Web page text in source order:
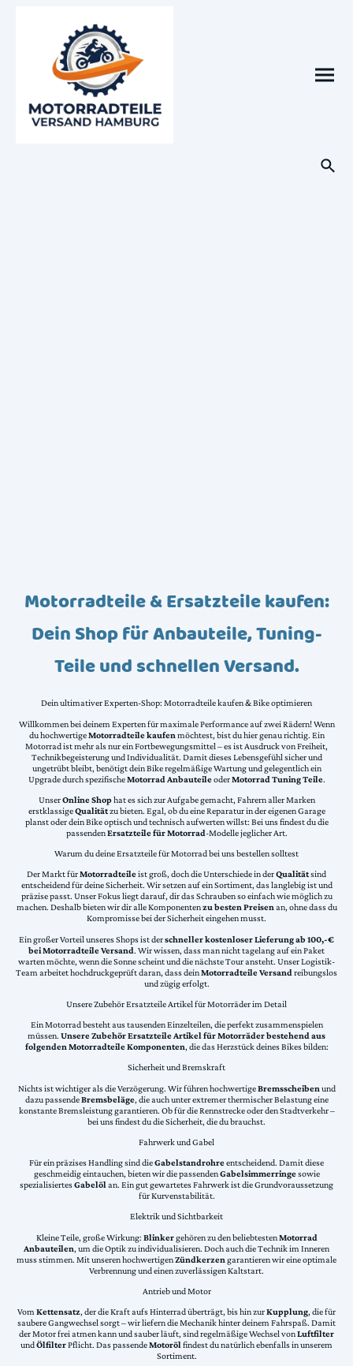
Motorradteile & Ersatzteile kaufen:
Dein Shop für Anbauteile, Tuning-
Teile und schnellen Versand.
Dein ultimativer Experten-Shop: Motorradteile kaufen & Bike optimieren
Willkommen bei deinem Experten für maximale Performance auf zwei Rädern! Wenn
du hochwertigeMotorradteile kaufen möchtest, bist du hier genau richtig. Ein
Motorrad ist mehr als nur ein Fortbewegungsmittel – es ist Ausdruck von Freiheit,
Technikbegeisterung und Individualität. Damit dieses Lebensgefühl sicher und
ungetrübt bleibt, benötigt dein Bike regelmäßige Wartung und gelegentlich ein
Upgrade durch spezifischeMotorrad AnbauteileoderMotorrad Tuning Teile.
UnserOnline Shophat es sich zur Aufgabe gemacht, Fahrern aller Marken
erstklassigeQualitätzu bieten. Egal, ob du eine Reparatur in der eigenen Garage
planst oder dein Bike optisch und technisch aufwerten willst: Bei uns findest du die
passendenErsatzteile für Motorrad-Modelle jeglicher Art.
Warum du deine Ersatzteile für Motorrad bei uns bestellen solltest
Der Markt fürMotorradteileist groß, doch die Unterschiede in derQualitätsind
entscheidend für deine Sicherheit. Wir setzen auf ein Sortiment, das langlebig ist und
präzise passt. Unser Fokus liegt darauf, dir das Schrauben so einfach wie möglich zu
machen. Deshalb bieten wir dir alle Komponentenzu besten Preisenan, ohne dass du
Kompromisse bei der Sicherheit eingehen musst.
Ein großer Vorteil unseres Shops ist derschneller kostenloser Lieferung ab 100,-€
bei Motorradteile Versand. Wir wissen, dass man nicht tagelang auf ein Paket
warten möchte, wenn die Sonne scheint und die nächste Tour ansteht. Unser Logistik-
Team arbeitet hochdruckgeprüft daran, dass deinMotorradteile Versand reibungslos
und zügig erfolgt.
Unsere Zubehör Ersatzteile Artikel für Motorräder im Detail
Ein Motorrad besteht aus tausenden Einzelteilen, die perfekt zusammenspielen
müssen. Unsere Zubehör Ersatzteile Artikel für Motorräder bestehend aus
folgenden Motorradteile Komponenten, die das Herzstück deines Bikes bilden:
Sicherheit und Bremskraft
Nichts ist wichtiger als die Verzögerung. Wir führen hochwertigeBremsscheiben und
dazu passendeBremsbeläge, die auch unter extremer thermischer Belastung eine
konstante Bremsleistung garantieren. Ob für die Rennstrecke oder den Stadtverkehr –
bei uns findest du die Sicherheit, die du brauchst.
Fahrwerk und Gabel
Für ein präzises Handling sind dieGabelstandrohreentscheidend. Damit diese
geschmeidig eintauchen, bieten wir die passendenGabelsimmerringesowie
spezialisiertesGabelölan. Ein gut gewartetes Fahrwerk ist die Grundvoraussetzung
für Kurvenstabilität.
Elektrik und Sichtbarkeit
Kleine Teile, große Wirkung: Blinkergehören zu den beliebtestenMotorrad
Anbauteilen, um die Optik zu individualisieren. Doch auch die Technik im Inneren
muss stimmen. Mit unseren hochwertigenZündkerzen garantieren wir eine optimale
Verbrennung und einen zuverlässigen Kaltstart.
Antrieb und Motor
VomKettensatz, der die Kraft aufs Hinterrad überträgt, bis hin zurKupplung, die für
saubere Gangwechsel sorgt – wir liefern die Mechanik hinter deinem Fahrspaß. Damit
der Motor frei atmen kann und sauber läuft, sind regelmäßige Wechsel vonLuftfilter
undÖlfilterPflicht. Das passendeMotorölfindest du natürlich ebenfalls in unserem
Sortiment.